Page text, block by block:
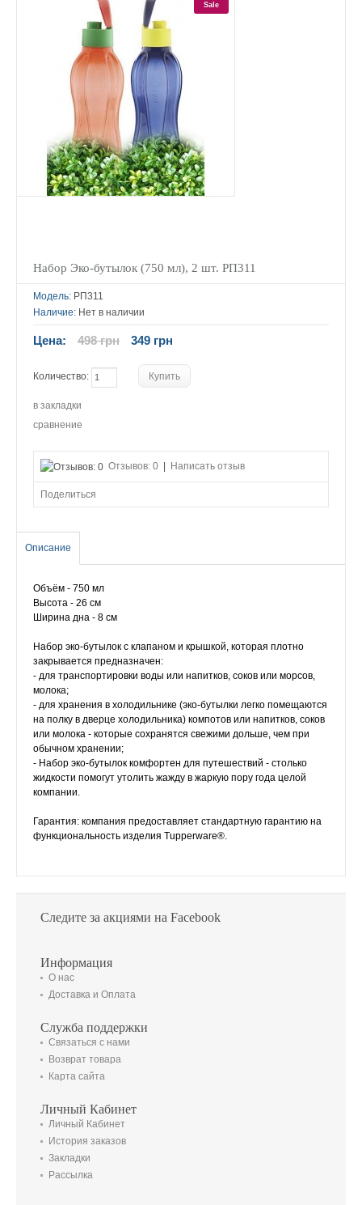
Sale
Набор Эко-бутылок (750 мл), 2 шт. РП311
Модель: РП311
Наличие: Нет в наличии
Цена: 498 грн 349 грн
Количество:
в закладки
сравнение
Отзывов: 0 Написать отзыв
Поделиться
Описание
Объём - 750 мл
Высота - 26 см
Ширина дна - 8 см
Набор эко-бутылок с клапаном и крышкой, которая плотно
закрывается предназначен:
- для транспортировки воды или напитков, соков или морсов,
молока;
- для хранения в холодильнике (эко-бутылки легко помещаются
на полку в дверце холодильника) компотов или напитков, соков
или молока - которые сохранятся свежими дольше, чем при
обычном хранении;
- Набор эко-бутылок комфортен для путешествий - столько
жидкости помогут утолить жажду в жаркую пору года целой
компании.
Гарантия: компания предоставляет стандартную гарантию на
функциональность изделия Tupperware®.
Следите за акциями на Facebook
Информация
О нас
Доставка и Оплата
Служба поддержки
Связаться с нами
Возврат товара
Карта сайта
Личный Кабинет
Личный Кабинет
История заказов
Закладки
Рассылка